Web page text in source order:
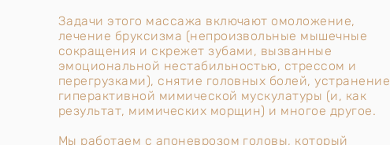
Задачи этого массажа включают омоложение,
лечение бруксизма (непроизвольные мышечные
сокращения и скрежет зубами, вызванные
эмоциональной нестабильностью, стрессом и
перегрузками), снятие головных болей, устранение
гиперактивной мимической мускулатуры (и, как
результат, мимических морщин) и многое другое.
Мы работаем с апоневрозом головы, который